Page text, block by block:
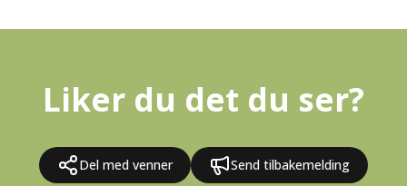
Liker du det du ser?
Del med venner Send tilbakemelding